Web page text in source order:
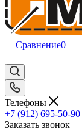
Сравнение0
Телефоны
+7 (912) 695-50-90
Заказать звонок